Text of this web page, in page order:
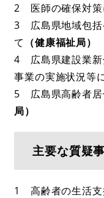
2 医師の確保対策
3 広島県地域包括
て （健康福祉局）
4 広島県建設業新
事業の実施状況等
5 広島県高齢者居
局）
主要な質疑
1 高齢者の生活支